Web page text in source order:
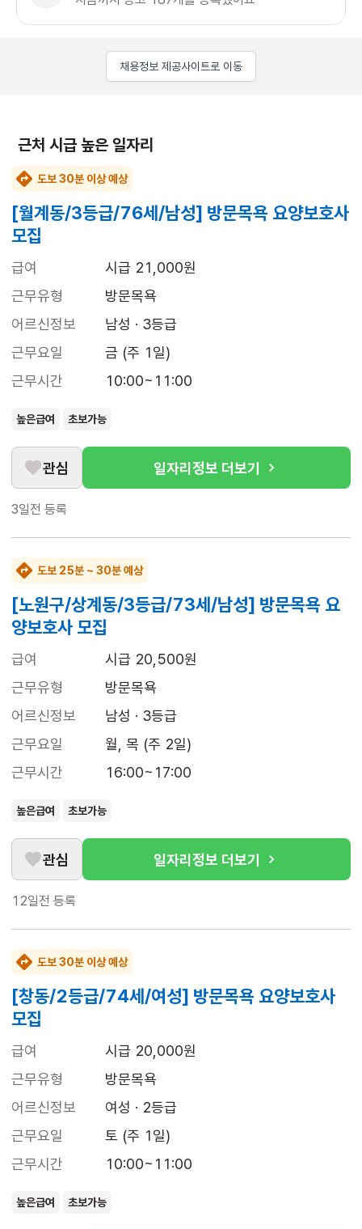
채용정보 제공사이트로 이동
근처 시급 높은 일자리
도보 30분 이상 예상
[월계동/3등급/76세/남성] 방문목욕 요양보호사
모집
급여
시급 21,000원
근무유형
방문목욕
어르신정보
남성 · 3등급
근무요일
금 (주 1일)
근무시간
10:00~11:00
높은급여 초보가능
관심 일자리정보 더보기
3일전 등록
도보 25분 ~ 30분 예상
[노원구/상계동/3등급/73세/남성] 방문목욕 요
양보호사 모집
급여
시급 20,500원
근무유형
방문목욕
어르신정보
남성 · 3등급
근무요일
월, 목 (주 2일)
근무시간
16:00~17:00
높은급여 초보가능
관심 일자리정보 더보기
12일전 등록
도보 30분 이상 예상
[창동/2등급/74세/여성] 방문목욕 요양보호사
모집
급여
시급 20,000원
근무유형
방문목욕
어르신정보
여성 · 2등급
근무요일
토 (주 1일)
근무시간
10:00~11:00
높은급여 초보가능